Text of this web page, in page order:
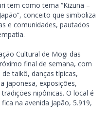
tem como tema “Kizuna –
conceito que simboliza
e comunidades, pautados
Cultural de Mogi das
final de semana, com
taikô, danças típicas,
japonesa, exposições,
nipônicas. O local é
na avenida Japão, 5.919,